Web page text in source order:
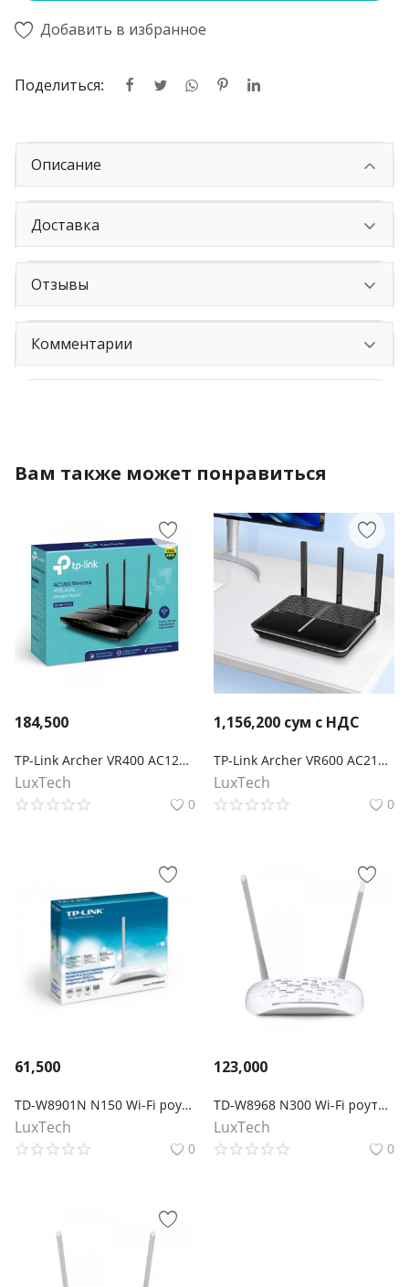
Добавить в избранное
Поделиться:
Описание
Доставка
Отзывы
Комментарии
Вам также может понравиться
184,500
TP-Link Archer VR400 AC1200 Wi-Fi роутер с VDSL/ADSL модемом
LuxTech
0
1,156,200 сум с НДС
TP-Link Archer VR600 AC2100 Беспроводной двухдиапазонный гигабитный MU-MIMO маршрутизатор со встроенным VDSL/ADSL-модемом и USB-портом
LuxTech
0
61,500
TD-W8901N N150 Wi-Fi роутер с ADSL2+ модемом
LuxTech
0
123,000
TD-W8968 N300 Wi-Fi роутер с ADSL2+ модемом и портом USB
LuxTech
0